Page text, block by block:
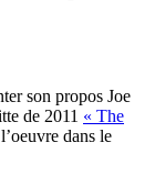
son propos Joe
de 2011 « The
dans le